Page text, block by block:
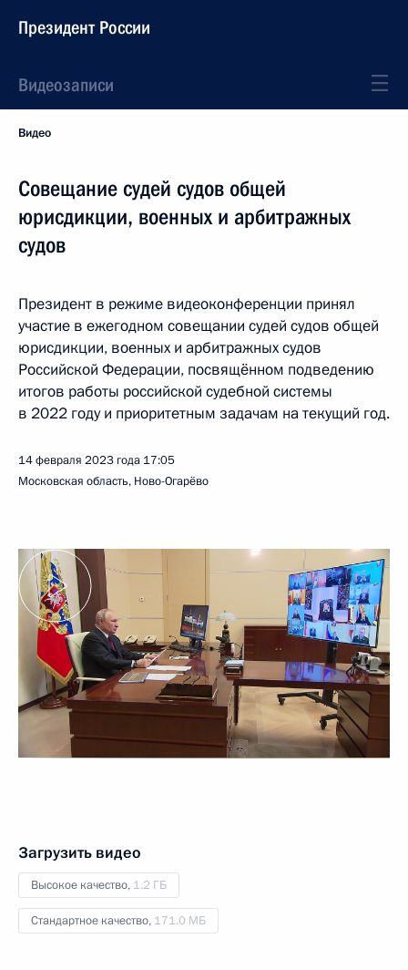
Президент России
Видеозаписи
Видео
Совещание судей судов общей
юрисдикции, военных и арбитражных
судов
Президент в режиме видеоконференции принял
участие в ежегодном совещании судей судов общей
юрисдикции, военных и арбитражных судов
Российской Федерации, посвящённом подведению
итогов работы российской судебной системы
в 2022 году и приоритетным задачам на текущий год.
14 февраля 2023 года 17:05
Московская область, Ново-Огарёво
Загрузить видео
Высокое качество, 1.2 ГБ
Стандартное качество, 171.0 МБ